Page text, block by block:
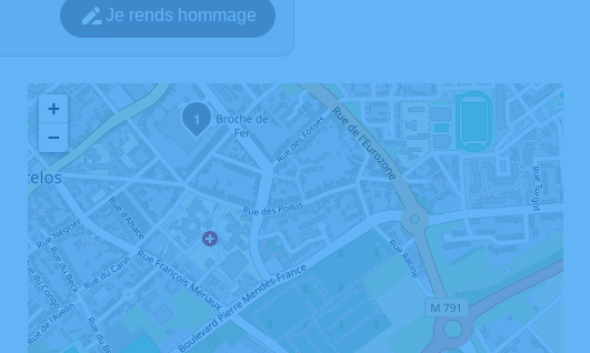
Je rends hommage
1
+
−